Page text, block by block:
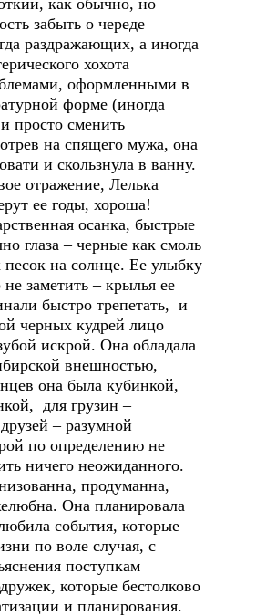
как обычно, но
забыть о череде
раздражающих, а иногда
хохота
оформленными в
форме (иногда
просто сменить
на спящего мужа, она
и скользнула в ванну.
отражение, Лелька
ее годы, хороша!
осанка, быстрые
глаза – черные как смоль
на солнце. Ее улыбку
заметить – крылья ее
быстро трепетать, и
черных кудрей лицо
искрой. Она обладала
внешностью,
она была кубинкой,
для грузин –
– разумной
по определению не
ничего неожиданного.
продуманна,
Она планировала
события, которые
по воле случая, с
поступкам
которые бестолково
и планирования.